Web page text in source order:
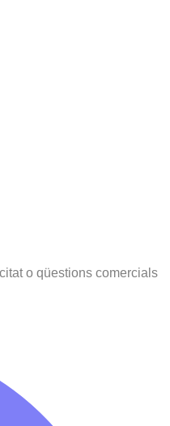
o qüestions comercials